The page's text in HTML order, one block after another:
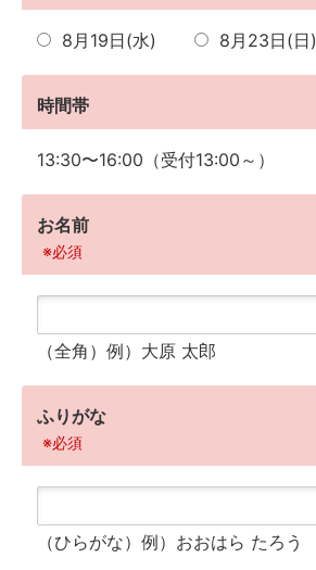
8月19日(水) 8月23日(日)
時間帯
13:30〜16:00（受付13:00～）
お名前
※必須
（全角）例）大原 太郎
ふりがな
※必須
（ひらがな）例）おおはら たろう